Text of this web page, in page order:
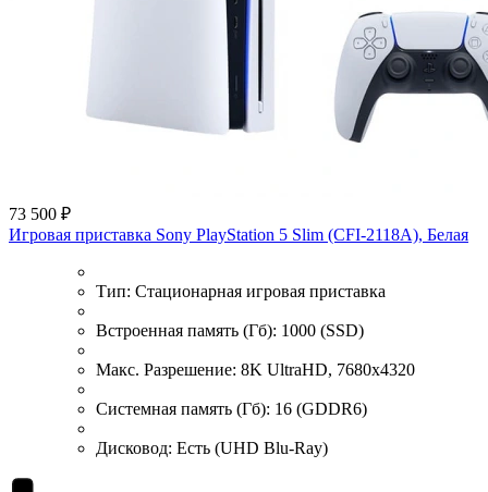
73 500 ₽
Игровая приставка Sony PlayStation 5 Slim (CFI-2118A), Белая
Тип: Стационарная игровая приставка
Встроенная память (Гб): 1000 (SSD)
Макс. Разрешение: 8K UltraHD, 7680x4320
Системная память (Гб): 16 (GDDR6)
Дисковод: Есть (UHD Blu-Ray)